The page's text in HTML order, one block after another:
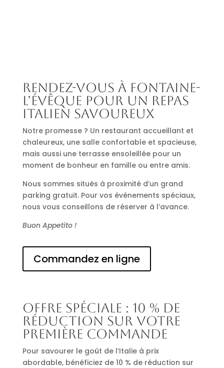
Rendez-vous à Fontaine-
l’Évêque pour un repas
italien savoureux
Notre promesse ? Un restaurant accueillant et
chaleureux, une salle confortable et spacieuse,
mais aussi une terrasse ensoleillée pour un
moment de bonheur en famille ou entre amis.
Nous sommes situés à proximité d’un grand
parking gratuit. Pour vos événements spéciaux,
nous vous conseillons de réserver à l’avance.
Buon Appetito !
Commandez en ligne
Offre spéciale : 10 % de
réduction sur votre
première commande
Pour savourer le goût de l’Italie à prix
abordable, bénéficiez de 10 % de réduction sur